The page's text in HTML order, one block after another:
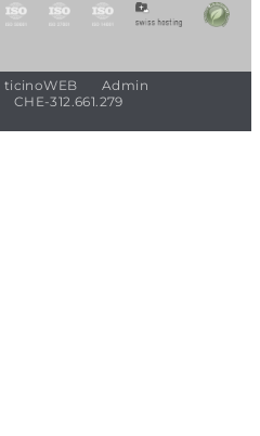
ticinoWEB
Admin
CHE-312.661.279